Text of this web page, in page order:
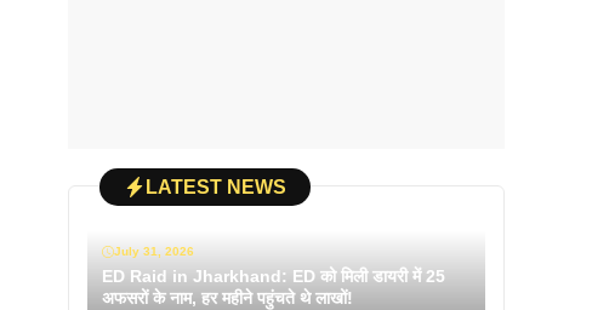
LATEST NEWS
July 31, 2026
ED Raid in Jharkhand: ED को मिली डायरी में 25
अफसरों के नाम, हर महीने पहुंचते थे लाखों!